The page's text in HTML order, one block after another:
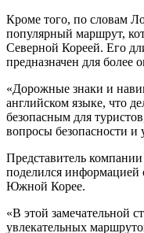
Кроме того, по словам
популярный маршрут,
Северной Кореей. Его
предназначен для более
«Дорожные знаки и
английском языке, что
безопасным для
вопросы безопасности и
Представитель
поделился информацией
Южной Корее.
«В этой замечательной
увлекательных